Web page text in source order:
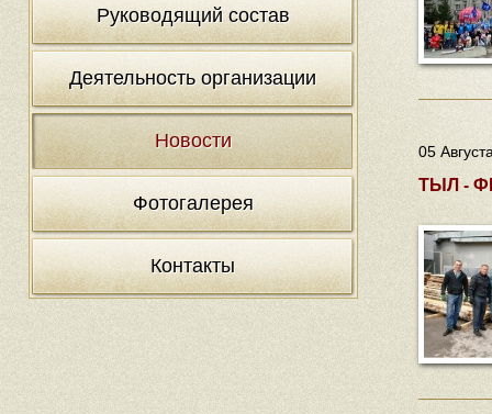
Руководящий состав
Деятельность организации
Новости
Фотогалерея
Контакты
05
ТЫЛ -